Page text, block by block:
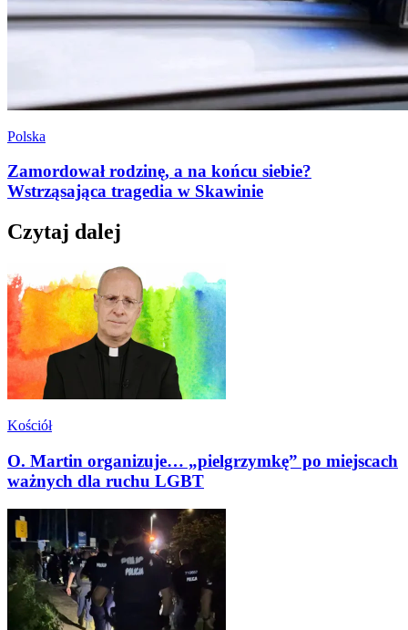
Polska
Zamordował rodzinę, a na końcu siebie?
Wstrząsająca tragedia w Skawinie
Czytaj dalej
Kościół
O. Martin organizuje… „pielgrzymkę” po miejscach
ważnych dla ruchu LGBT